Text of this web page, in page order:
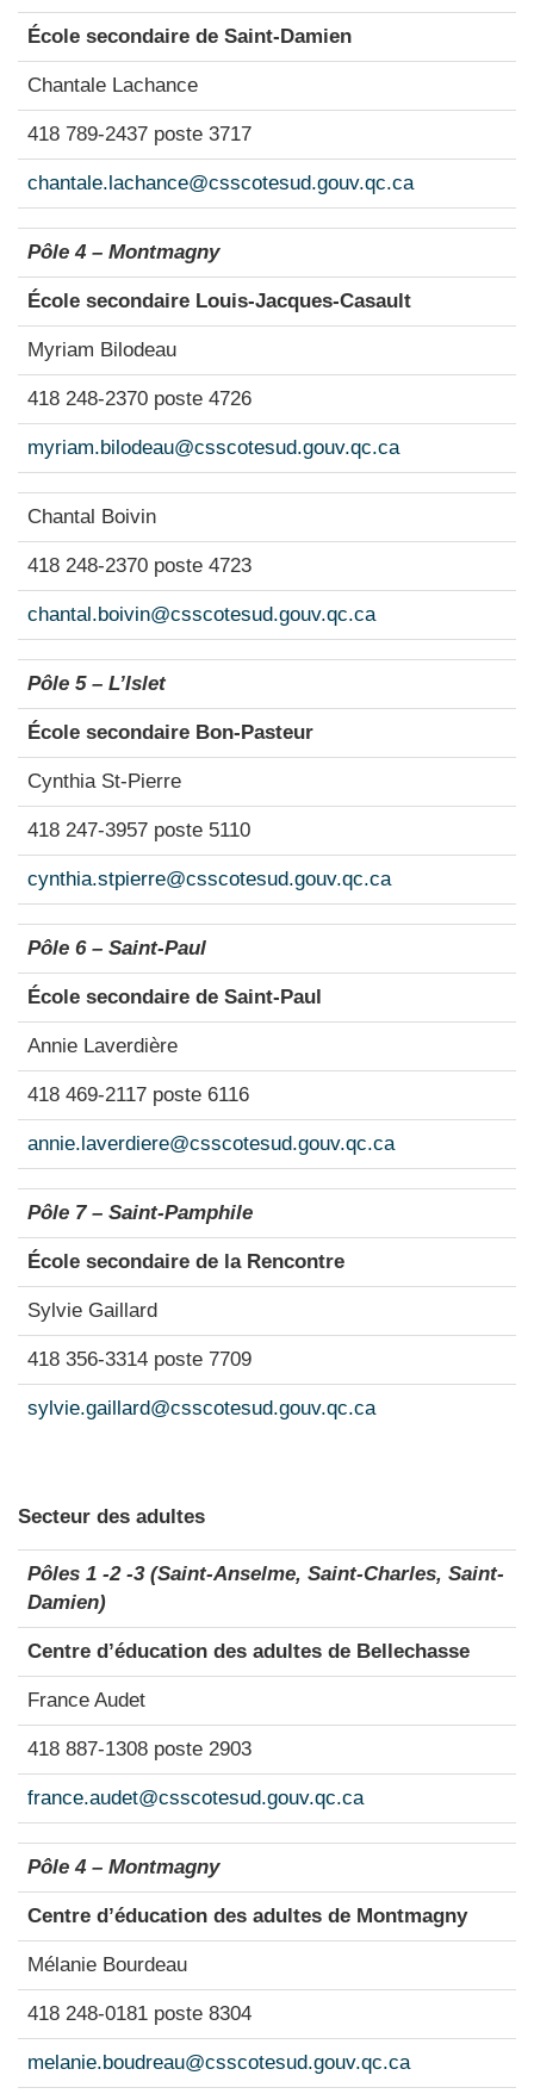
École secondaire de Saint-Damien
Chantale Lachance
418 789-2437 poste 3717
chantale.lachance@csscotesud.gouv.qc.ca
Pôle 4 – Montmagny
École secondaire Louis-Jacques-Casault
Myriam Bilodeau
418 248-2370 poste 4726
myriam.bilodeau@csscotesud.gouv.qc.ca
Chantal Boivin
418 248-2370 poste 4723
chantal.boivin@csscotesud.gouv.qc.ca
Pôle 5 – L’Islet
École secondaire Bon-Pasteur
Cynthia St-Pierre
418 247-3957 poste 5110
cynthia.stpierre@csscotesud.gouv.qc.ca
Pôle 6 – Saint-Paul
École secondaire de Saint-Paul
Annie Laverdière
418 469-2117 poste 6116
annie.laverdiere@csscotesud.gouv.qc.ca
Pôle 7 – Saint-Pamphile
École secondaire de la Rencontre
Sylvie Gaillard
418 356-3314 poste 7709
sylvie.gaillard@csscotesud.gouv.qc.ca
Secteur des adultes
Pôles 1 -2 -3 (Saint-Anselme, Saint-Charles, Saint-
Damien)
Centre d’éducation des adultes de Bellechasse
France Audet
418 887-1308 poste 2903
france.audet@csscotesud.gouv.qc.ca
Pôle 4 – Montmagny
Centre d’éducation des adultes de Montmagny
Mélanie Bourdeau
418 248-0181 poste 8304
melanie.boudreau@csscotesud.gouv.qc.ca